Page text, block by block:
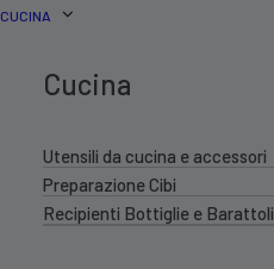
CUCINA
Cucina
Utensili da cucina e accessori
Preparazione Cibi
Recipienti Bottiglie e Barattoli